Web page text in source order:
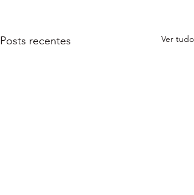
Posts recentes Ver tudo